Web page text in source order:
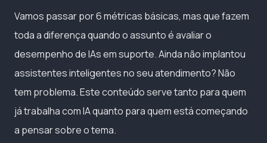
Vamos passar por 6 métricas básicas, mas que fazem
toda a diferença quando o assunto é avaliar o
desempenho de IAs em suporte. Ainda não implantou
assistentes inteligentes no seu atendimento? Não
tem problema. Este conteúdo serve tanto para quem
já trabalha com IA quanto para quem está começando
a pensar sobre o tema.